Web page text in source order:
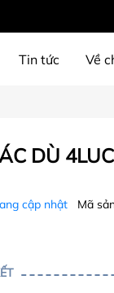
Tin tức Về
DÙ
cập nhật Mã